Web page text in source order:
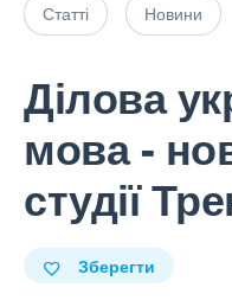
Статті Новини
Ділова
мова -
студії
Зберегти